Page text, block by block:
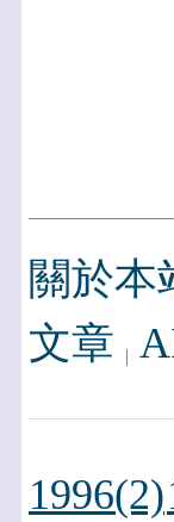
關於本
文章
1996(2)